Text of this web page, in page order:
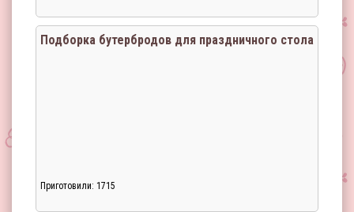
Подборка бутербродов для праздничного стола
Приготовили: 1715